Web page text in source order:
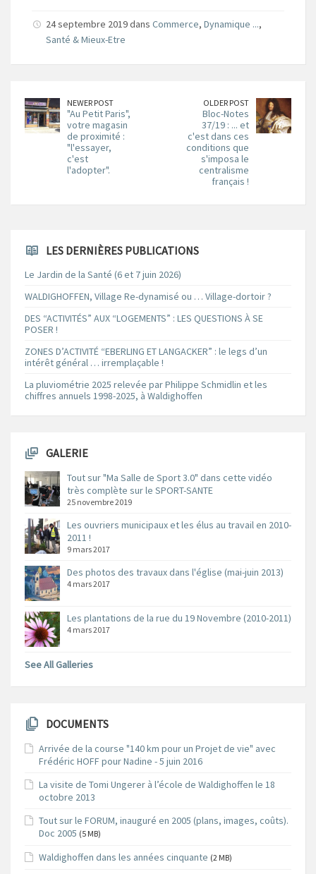
24 septembre 2019 dans Commerce, Dynamique ...,
Santé & Mieux-Etre
NEWER POST
"Au Petit Paris",
votre magasin
de proximité :
"l'essayer,
c'est
l'adopter".
OLDER POST
Bloc-Notes
37/19 : ... et
c'est dans ces
conditions que
s'imposa le
centralisme
français !
LES DERNIÈRES PUBLICATIONS
Le Jardin de la Santé (6 et 7 juin 2026)
WALDIGHOFFEN, Village Re-dynamisé ou … Village-dortoir ?
DES “ACTIVITÉS” AUX “LOGEMENTS” : LES QUESTIONS À SE
POSER !
ZONES D’ACTIVITÉ “EBERLING ET LANGACKER” : le legs d’un
intérêt général … irremplaçable !
La pluviométrie 2025 relevée par Philippe Schmidlin et les
chiffres annuels 1998-2025, à Waldighoffen
GALERIE
Tout sur "Ma Salle de Sport 3.0" dans cette vidéo
très complète sur le SPORT-SANTE
25 novembre 2019
Les ouvriers municipaux et les élus au travail en 2010-
2011 !
9 mars 2017
Des photos des travaux dans l'église (mai-juin 2013)
4 mars 2017
Les plantations de la rue du 19 Novembre (2010-2011)
4 mars 2017
See All Galleries
DOCUMENTS
Arrivée de la course "140 km pour un Projet de vie" avec
Frédéric HOFF pour Nadine - 5 juin 2016
La visite de Tomi Ungerer à l’école de Waldighoffen le 18
octobre 2013
Tout sur le FORUM, inauguré en 2005 (plans, images, coûts).
Doc 2005 (5 MB)
Waldighoffen dans les années cinquante (2 MB)